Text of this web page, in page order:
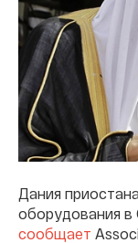
Дания
оборудования
сообщает